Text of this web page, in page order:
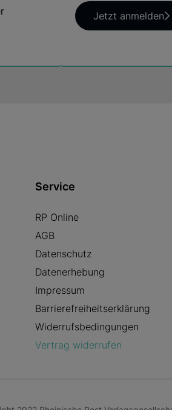
Jetzt anmelden
Service
RP Online
AGB
Datenschutz
Datenerhebung
Impressum
Barrierefreiheitserklärung
Widerrufsbedingungen
Vertrag widerrufen